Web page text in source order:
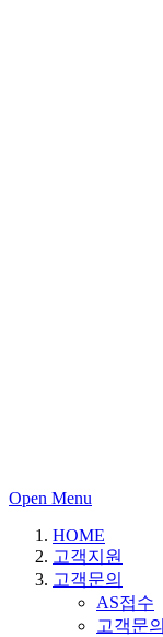
Open Menu
HOME
고객지원
고객문의
AS접수
고객문의